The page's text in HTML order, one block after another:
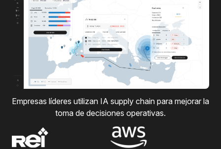
Empresas líderes utilizan IA supply chain para mejorar la
toma de decisiones operativas.